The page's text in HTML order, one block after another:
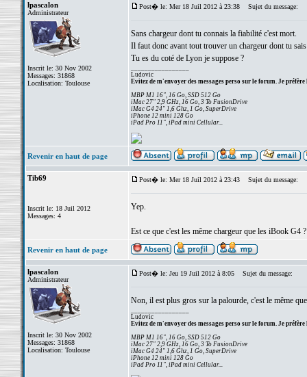
lpascalon
Administrateur
Inscrit le: 30 Nov 2002
Messages: 31868
Localisation: Toulouse
Post� le: Mer 18 Juil 2012 à 23:38 Sujet du message:
Sans chargeur dont tu connais la fiabilité c'est mort.
Il faut donc avant tout trouver un chargeur dont tu
Tu es du coté de Lyon je suppose ?
Ludovic
Evitez de m'envoyer des messages perso sur le forum. Je préfère
MBP M1 16", 16 Go, SSD 512 Go
iMac 27" 2,9 GHz, 16 Go, 3 To FusionDrive
iMac G4 24" 1,6 Ghz, 1 Go, SuperDrive
iPhone 12 mini 128 Go
iPad Pro 11", iPad mini Cellular...
Revenir en haut de page
Tib69
Inscrit le: 18 Juil 2012
Messages: 4
Post� le: Mer 18 Juil 2012 à 23:43 Sujet du message:
Yep.
Est ce que c'est les même chargeur que les iBook G4 ?
Revenir en haut de page
lpascalon
Administrateur
Inscrit le: 30 Nov 2002
Messages: 31868
Localisation: Toulouse
Post� le: Jeu 19 Juil 2012 à 8:05 Sujet du message:
Non, il est plus gros sur la palourde, c'est le même
Ludovic
Evitez de m'envoyer des messages perso sur le forum. Je préfère
MBP M1 16", 16 Go, SSD 512 Go
iMac 27" 2,9 GHz, 16 Go, 3 To FusionDrive
iMac G4 24" 1,6 Ghz, 1 Go, SuperDrive
iPhone 12 mini 128 Go
iPad Pro 11", iPad mini Cellular...